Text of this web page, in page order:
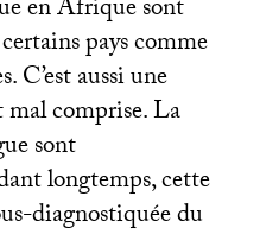
en Afrique sont
pays comme
C’est aussi une
comprise. La
sont
longtemps, cette
diagnostiquée du